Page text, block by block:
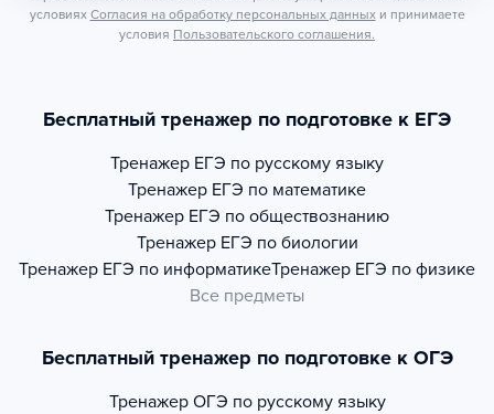
условиях Согласия на обработку персональных данных и принимаете
условия Пользовательского соглашения.
Бесплатный тренажер по подготовке к ЕГЭ
Тренажер ЕГЭ по русскому языку
Тренажер ЕГЭ по математике
Тренажер ЕГЭ по обществознанию
Тренажер ЕГЭ по биологии
Тренажер ЕГЭ по информатикеТренажер ЕГЭ по физике
Все предметы
Бесплатный тренажер по подготовке к ОГЭ
Тренажер ОГЭ по русскому языку